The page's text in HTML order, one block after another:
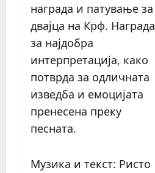
награда и патување за
двајца на Крф. Награда
за најдобра
интерпретација, како
потврда за одличната
изведба и емоцијата
пренесена преку
песната.
Музика и текст: Ристо